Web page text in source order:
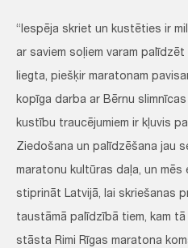
“Iespēja skriet un kustēties ir
ar saviem soļiem varam
liegta, piešķir maratonam
kopīga darba ar Bērnu
kustību traucējumiem ir kļuvis
Ziedošana un palīdzēšana jau
maratonu kultūras daļa, un
stiprināt Latvijā, lai skriešanas
taustāmā palīdzībā tiem, kam tā
stāsta Rimi Rīgas maratona